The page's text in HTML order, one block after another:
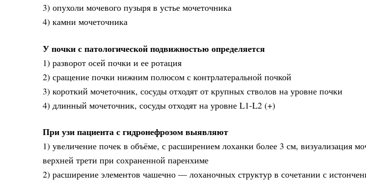
3) опухоли мочевого пузыря в устье мочеточника
4) камни мочеточника
У почки с патологической подвижностью определяется
1) разворот осей почки и ее ротация
2) сращение почки нижним полюсом с контрлатеральной почкой
3) короткий мочеточник, сосуды отходят от крупных стволов на уровне почки
4) длинный мочеточник, сосуды отходят на уровне L1-L2 (+)
При узи пациента с гидронефрозом выявляют
1) увеличение почек в объёме, с расширением лоханки более 3 см, визуализация
верхней трети при сохраненной паренхиме
2) расширение элементов чашечно — лоханочных структур в сочетании с